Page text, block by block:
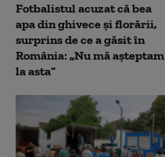
Fotbalistul acuzat că bea
apa din ghivece și florării,
surprins de ce a găsit în
România: „Nu mă așteptam
la asta”